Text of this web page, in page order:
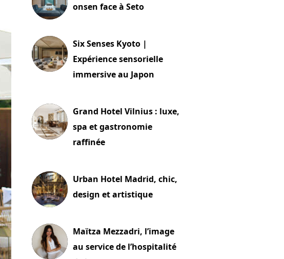
onsen face à Seto
Six Senses Kyoto |
Expérience sensorielle
immersive au Japon
Grand Hotel Vilnius : luxe,
spa et gastronomie
raffinée
Urban Hotel Madrid, chic,
design et artistique
Maïtza Mezzadri, l’image
au service de l’hospitalité